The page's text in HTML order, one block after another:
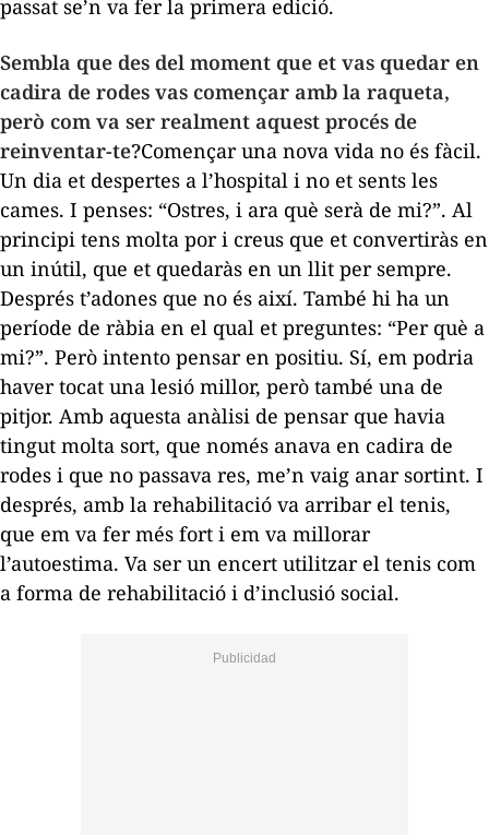
passat se’n va fer la primera edició.
Sembla que des del moment que et vas quedar en
cadira de rodes vas començar amb la raqueta,
però com va ser realment aquest procés de
reinventar-te?Començar una nova vida no és fàcil.
Un dia et despertes a l’hospital i no et sents les
cames. I penses: “Ostres, i ara què serà de mi?”. Al
principi tens molta por i creus que et convertiràs en
un inútil, que et quedaràs en un llit per sempre.
Després t’adones que no és així. També hi ha un
període de ràbia en el qual et preguntes: “Per què a
mi?”. Però intento pensar en positiu. Sí, em podria
haver tocat una lesió millor, però també una de
pitjor. Amb aquesta anàlisi de pensar que havia
tingut molta sort, que només anava en cadira de
rodes i que no passava res, me’n vaig anar sortint. I
després, amb la rehabilitació va arribar el tenis,
que em va fer més fort i em va millorar
l’autoestima. Va ser un encert utilitzar el tenis com
a forma de rehabilitació i d’inclusió social.